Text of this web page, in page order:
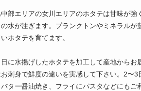
部エリアの女川エリアのホタテは甘味が
の水が注ぎます。プランクトンやミネラル
ホタテを育てます。
に水揚げしたホタテを加工して産地からお
お刺身で鮮度の違いを実感して下さい。2〜
ター醤油焼き、フライにパスタなどにもご